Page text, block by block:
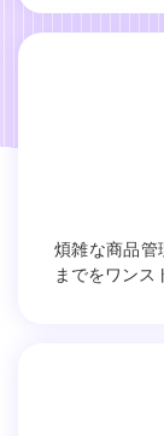
煩雑な商品管
までをワンス